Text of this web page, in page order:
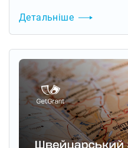
Детальніше